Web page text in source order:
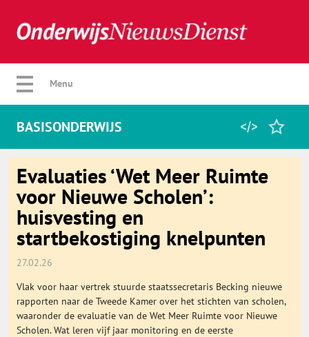
Verberg menu
Home
Favorieten
Algemeen
Onderwijs Totaal
Menu
BASISONDERWIJS
Evaluaties ‘Wet Meer Ruimte
voor Nieuwe Scholen’:
huisvesting en
startbekostiging knelpunten
27.02.26
Vlak voor haar vertrek stuurde staatssecretaris Becking nieuwe
rapporten naar de Tweede Kamer over het stichten van scholen,
waaronder de evaluatie van de Wet Meer Ruimte voor Nieuwe
Scholen. Wat leren vijf jaar monitoring en de eerste